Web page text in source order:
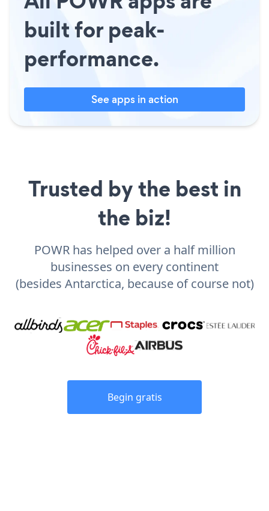
built for peak-
performance.
See apps in action
Trusted by the best in
the biz!
POWR has helped over a half million
businesses on every continent
(besides Antarctica, because of course not)
Begin gratis